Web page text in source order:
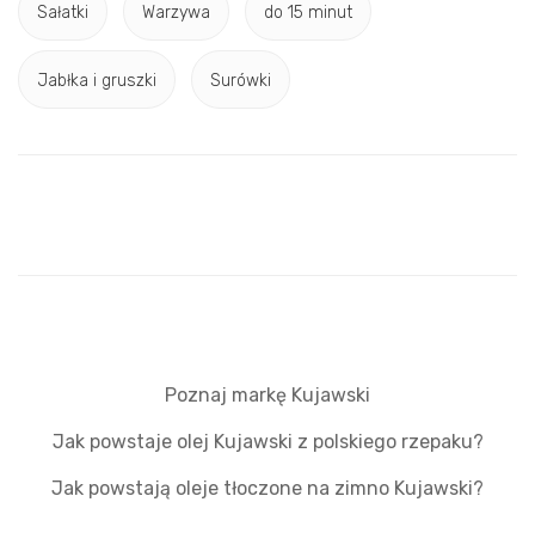
Sałatki Warzywa do 15 minut
Jabłka i gruszki Surówki
Poznaj markę Kujawski
Jak powstaje olej Kujawski z polskiego rzepaku?
Jak powstają oleje tłoczone na zimno Kujawski?